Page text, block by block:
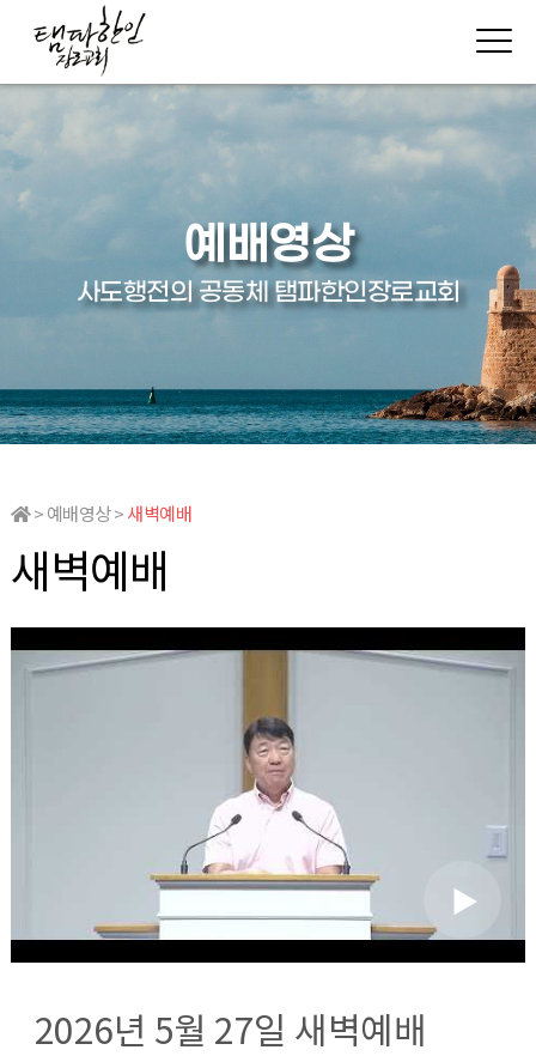
예배영상
사도행전의 공동체 탬파한인장로교회
> 예배영상 >새벽예배
새벽예배
2026년 5월 27일 새벽예배